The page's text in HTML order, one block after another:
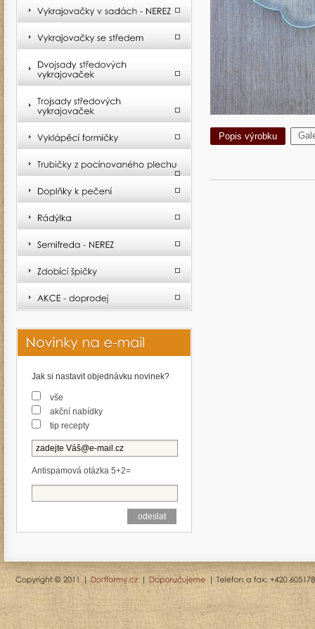
Popis výrobku
Jak si nastavit objednávku novinek?
vše
akční nabídky
tip recepty
Antispamová otázka 5+2=